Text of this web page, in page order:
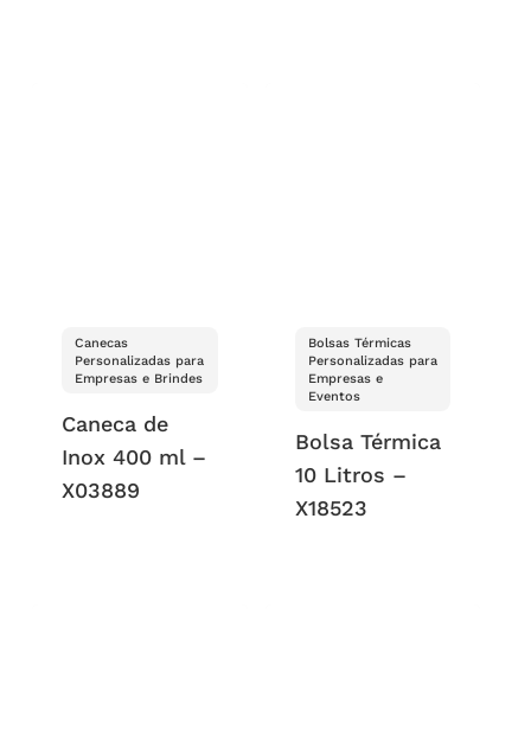
Canecas
Personalizadas para
Empresas e Brindes
Caneca de
Inox 400 ml –
X03889
Bolsas Térmicas
Personalizadas para
Empresas e
Eventos
Bolsa Térmica
10 Litros –
X18523